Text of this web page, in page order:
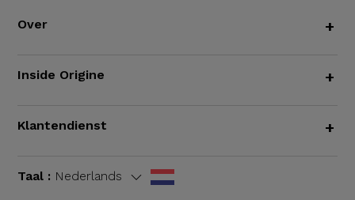
Over +
Inside Origine +
Klantendienst +
Taal : Nederlands